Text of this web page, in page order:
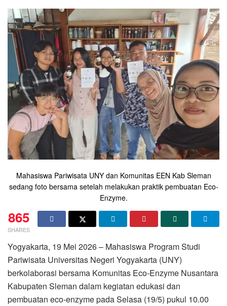
Mahasiswa Pariwisata UNY dan Komunitas EEN Kab Sleman
sedang foto bersama setelah melakukan praktik pembuatan Eco-
Enzyme.
865
SHARES
Yogyakarta, 19 Mei 2026 – Mahasiswa Program Studi
Pariwisata Universitas Negeri Yogyakarta (UNY)
berkolaborasi bersama Komunitas Eco-Enzyme Nusantara
Kabupaten Sleman dalam kegiatan edukasi dan
pembuatan eco-enzyme pada Selasa (19/5) pukul 10.00